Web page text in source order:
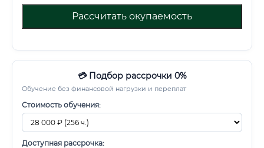
Рассчитать окупаемость
💳 Подбор рассрочки 0%
Обучение без финансовой нагрузки и переплат
Стоимость обучения:
Доступная рассрочка: